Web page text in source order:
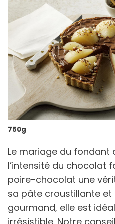
750g
Le mariage du fondant
l’intensité du chocolat
poire-chocolat une
sa pâte croustillante
gourmand, elle est